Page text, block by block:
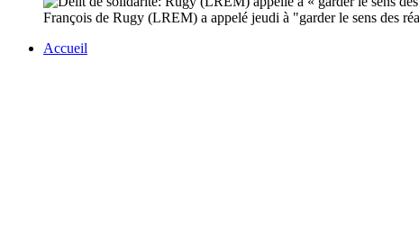
François de Rugy (LREM) a appelé jeudi à "garder le sens des
Accueil